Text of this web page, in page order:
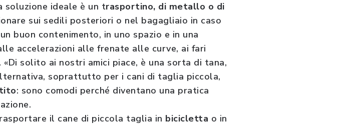
soluzione ideale è un trasportino, di metallo o di
sui sedili posteriori o nel bagagliaio in caso
buon contenimento, in uno spazio e in una
accelerazioni alle frenate alle curve, ai fari
solito ai nostri amici piace, è una sorta di tana,
soprattutto per i cani di taglia piccola,
: sono comodi perché diventano una pratica
il cane di piccola taglia in bicicletta o in